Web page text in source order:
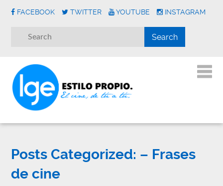
FACEBOOK TWITTER YOUTUBE INSTAGRAM
Posts Categorized: – Frases
de cine